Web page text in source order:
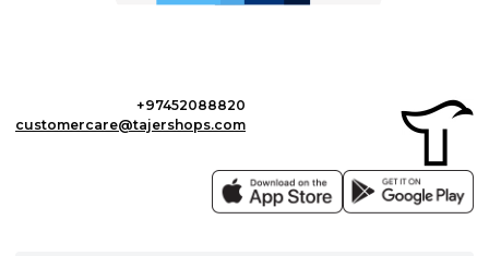
+97452088820
customercare@tajershops.com